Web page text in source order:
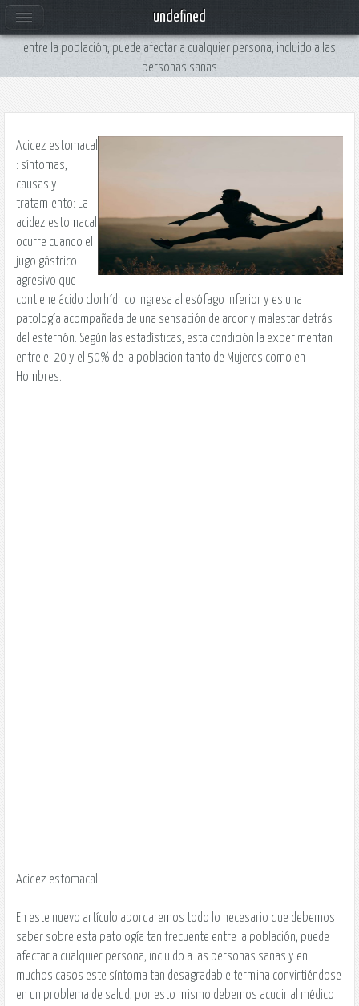
Acidez estomacal Online gratis
entre la población, puede afectar a cualquier persona, incluido a las
personas sanas
Acidez estomacal
: síntomas,
causas y
tratamiento: La
acidez estomacal
ocurre cuando el
jugo gástrico
agresivo que
contiene ácido clorhídrico ingresa al esófago inferior y es una
patología acompañada de una sensación de ardor y malestar detrás
del esternón. Según las estadísticas, esta condición la experimentan
entre el 20 y el 50% de la poblacion tanto de Mujeres como en
Hombres.
Acidez estomacal
En este nuevo artículo abordaremos todo lo necesario que debemos
saber sobre esta patología tan frecuente entre la población, puede
afectar a cualquier persona, incluido a las personas sanas y en
muchos casos este síntoma tan desagradable termina convirtiéndose
en un problema de salud, por esto mismo debemos acudir al médico
undefined